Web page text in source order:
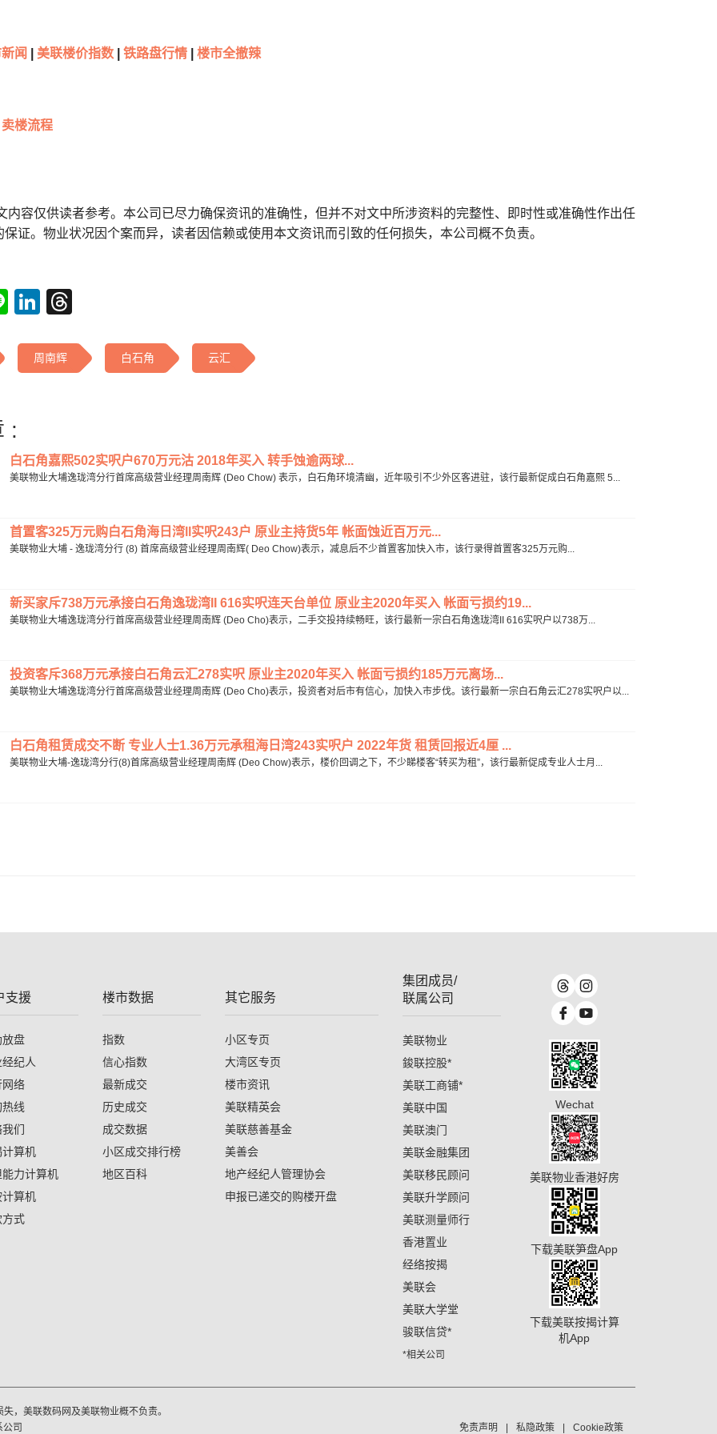
闻 美联楼价指数 铁路盘行情 楼市全撤辣
楼流程
内容仅供读者参考。本公司已尽力确保资讯的准确性，但并不对文中所涉资料的完整性、即时性或准确性作出任
证。物业状况因个案而异，读者因信赖或使用本文资讯而引致的任何损失，本公司概不负责。
LineLinkedIn
周南辉 白石角 云汇
:
白石角嘉熙502实呎户670万元沽 2018年买入 转手蚀逾两球...
美联物业大埔逸珑湾分行首席高级营业经理周南辉 (Deo Chow) 表示，白石角环境清幽，近年吸引不少外区客进驻，该行最新促成白石角嘉熙 5...
首置客325万元购白石角海日湾ll实呎243户 原业主持货5年 帐面蚀近百万元...
美联物业大埔 - 逸珑湾分行 (8) 首席高级营业经理周南辉( Deo Chow)表示，减息后不少首置客加快入市，该行录得首置客325万元购...
新买家斥738万元承接白石角逸珑湾II 616实呎连天台单位 原业主2020年买入 帐面亏损约19...
美联物业大埔逸珑湾分行首席高级营业经理周南辉 (Deo Cho)表示，二手交投持续畅旺，该行最新一宗白石角逸珑湾II 616实呎户以738万...
投资客斥368万元承接白石角云汇278实呎 原业主2020年买入 帐面亏损约185万元离场...
美联物业大埔逸珑湾分行首席高级营业经理周南辉 (Deo Cho)表示，投资者对后市有信心，加快入市步伐。该行最新一宗白石角云汇278实呎户以...
白石角租赁成交不断 专业人士1.36万元承租海日湾243实呎户 2022年货 租赁回报近4厘 ...
美联物业大埔-逸珑湾分行(8)首席高级营业经理周南辉 (Deo Chow)表示，楼价回调之下，不少睇楼客“转买为租”，该行最新促成专业人士月...
支援
放盘
纪人
网络
线
们
计算机
能力计算机
计算机
方式
楼市数据
指数
信心指数
最新成交
历史成交
成交数据
小区成交排行榜
地区百科
其它服务
小区专页
大湾区专页
楼市资讯
美联精英会
美联慈善基金
美善会
地产经纪人管理协会
申报已递交的购楼开盘
集团成员/
联属公司
美联物业
鋑联控股*
美联工商铺*
美联中国
美联澳门
美联金融集团
美联移民顾问
美联升学顾问
美联测量师行
香港置业
经络按揭
美联会
美联大学堂
骏联信贷*
*相关公司
Wechat
美联物业香港好房
下载美联笋盘App
下载美联按揭计算
机App
，美联数码网及美联物业概不负责。
司
免责声明 私隐政策 Cookie政策